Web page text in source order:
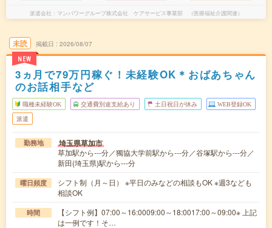
派遣会社 マンパワーグループ株式会社 ケアサービス事業部 （医療福祉介護関連）
未読
NEW
掲載日 2026/08/07
3ヵ月で79万円稼ぐ！未経験OK＊おばあちゃん
のお話相手など
職種未経験OK 交通費別途支給あり 土日祝日が休み WEB登録OK
派遣
勤務地 埼玉県草加市
草加駅から---分／獨協大学前駅から---分／谷塚駅から---分／
新田(埼玉県)駅から---分
曜日頻度
シフト制（月～日） ※平日のみなどの相談もOK ※週3なども
相談OK
時間
【シフト例】07:00～16:0009:00～18:0017:00～09:00※ 上記
は一例です！そ…